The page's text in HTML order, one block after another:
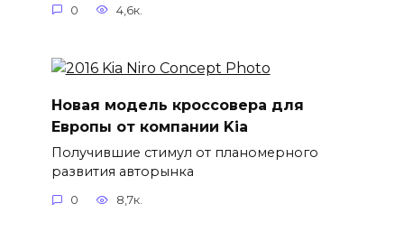
0 4,6к.
Новая модель кроссовера для
Европы от компании Kia
Получившие стимул от планомерного
развития авторынка
0 8,7к.